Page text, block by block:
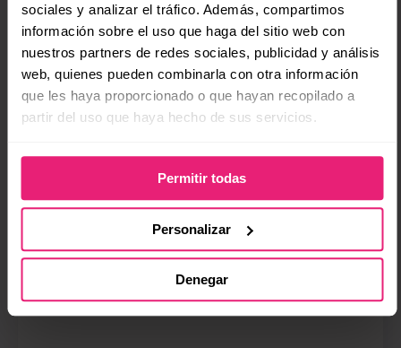
sociales y analizar el tráfico. Además, compartimos
información sobre el uso que haga del sitio web con
nuestros partners de redes sociales, publicidad y análisis
web, quienes pueden combinarla con otra información
que les haya proporcionado o que hayan recopilado a
partir del uso que haya hecho de sus servicios.
Permitir todas
Personalizar
Denegar